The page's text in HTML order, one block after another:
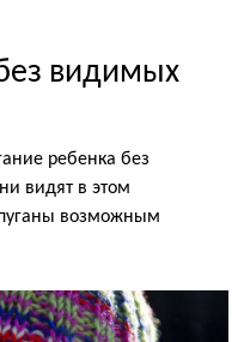
видимых
ребенка без
видят в этом
возможным